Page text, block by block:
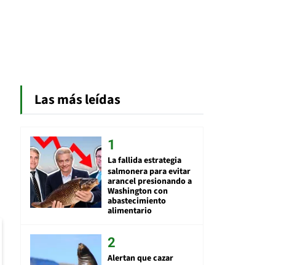
Las más leídas
La fallida estrategia
salmonera para evitar
arancel presionando a
Washington con
abastecimiento
alimentario
Alertan que cazar